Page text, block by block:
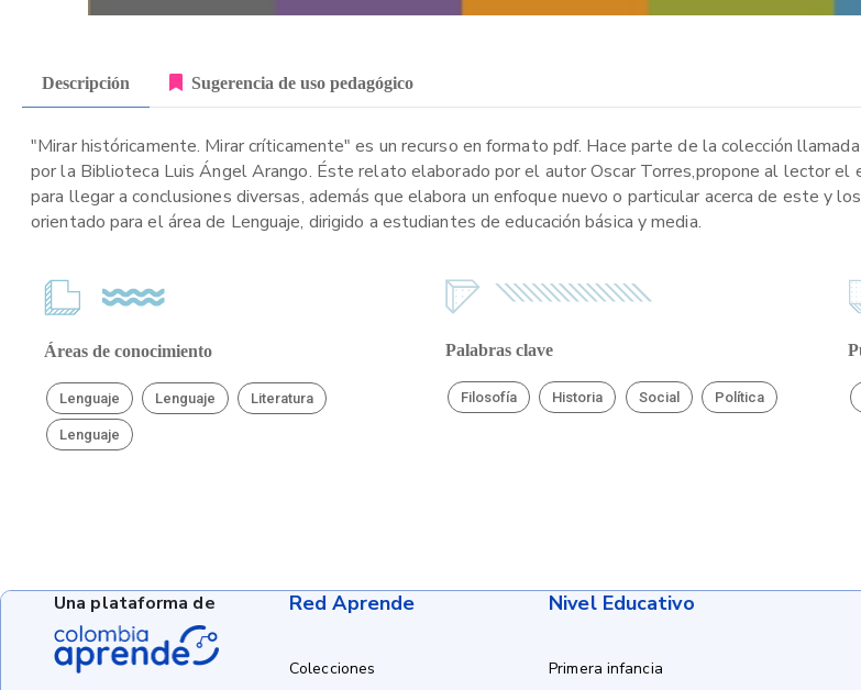
Descripción Sugerencia de uso pedagógico
"Mirar históricamente. Mirar críticamente" es un recurso en formato pdf. Hace parte de la colección
por la Biblioteca Luis Ángel Arango. Éste relato elaborado por el autor Oscar Torres,propone al lector el
para llegar a conclusiones diversas, además que elabora un enfoque nuevo o particular acerca de este y
orientado para el área de Lenguaje, dirigido a estudiantes de educación básica y media.
Áreas de conocimiento
Lenguaje Lenguaje Literatura
Lenguaje
Palabras clave
Filosofía Historia Social Política
Red Aprende
Colecciones
Nivel Educativo
Primera infancia
Una plataforma de